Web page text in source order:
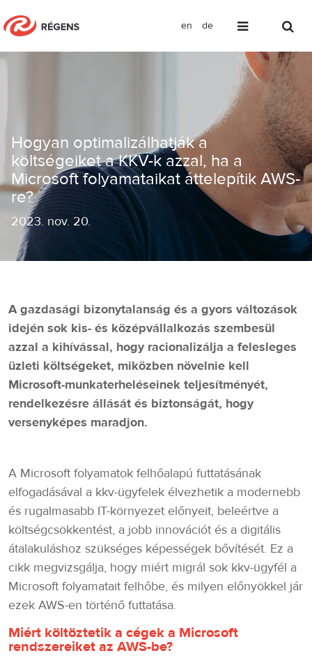
en de
Hogyan optimalizálhatják a
Hogyan optimalizálhatják a
költségeiket a KKV-k azzal, ha a
Microsoft folyamataikat áttelepítik AWS-
re?
2023. nov. 20.
A gazdasági bizonytalanság és a gyors változások
idején sok kis- és középvállalkozás szembesül
azzal a kihívással, hogy racionalizálja a felesleges
üzleti költségeket, miközben növelnie kell
Microsoft-munkaterheléseinek teljesítményét,
rendelkezésre állását és biztonságát, hogy
versenyképes maradjon.
A Microsoft folyamatok felhőalapú futtatásának
elfogadásával a kkv-ügyfelek élvezhetik a modernebb
és rugalmasabb IT-környezet előnyeit, beleértve a
költségcsökkentést, a jobb innovációt és a digitális
átalakuláshoz szükséges képességek bővítését. Ez a
cikk megvizsgálja, hogy miért migrál sok kkv-ügyfél a
Microsoft folyamatait felhőbe, és milyen előnyökkel jár
ezek AWS-en történő futtatása.
Miért költöztetik a cégek a Microsoft
rendszereiket az AWS-be?